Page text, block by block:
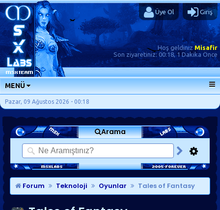
Üye Ol Giriş
Hoş geldinizMisafir
Son ziyaretiniz: 00:18, 1 Dakika Önce
MENÜ
ANA SAYFA
FORUMLAR
SORU-CEVAP
GÜNLÜKLER
SON MESAJLAR
KISAYOLLAR
Pazar, 09 Ağustos 2026 - 00:18
Arama
Forum Teknoloji Oyunlar Tales of Fantasy